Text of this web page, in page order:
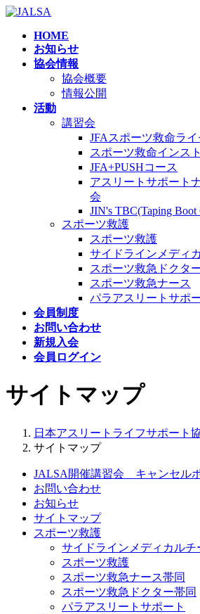
コ
ナ
HOME
お知らせ
協会情報
協会概要
情報公開
活動
講習会
JFAスポーツ救命ラ
スポーツ救命インス
JFA+PUSHコース
アスリートサポート
会
JIN's TBC(Taping
スポーツ救護
スポーツ救護
サイドラインメディ
スポーツ救急ドクタ
スポーツ救急ナース
パラアスリートサポ
会員制度
お問い合わせ
新規入会
会員ログイン
サイトマップ
日本アスリートライフサポート
サイトマップ
JALSA開催講習会 キャンセル
お問い合わせ
お知らせ
サイトマップ
スポーツ救護
サイドラインメディカルチ
スポーツ救護
スポーツ救急ナース帯同
スポーツ救急ドクター帯同
パラアスリートサポート